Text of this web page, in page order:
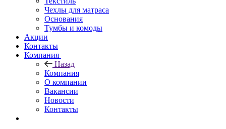
Чехлы для матраса
Основания
Тумбы и комоды
Акции
Контакты
Компания
Назад
Компания
О компании
Вакансии
Новости
Контакты